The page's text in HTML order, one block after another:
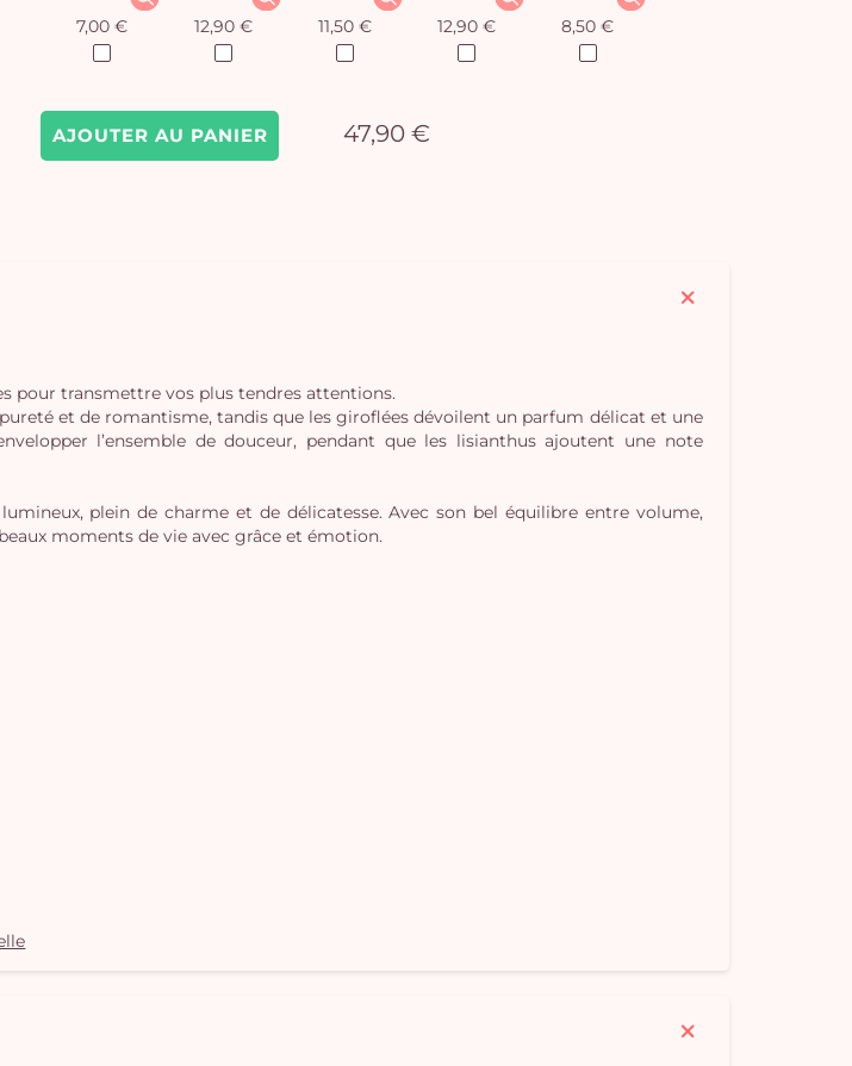
AJOUTER AU PANIER 47,90 €
7,00 € 12,90 € 11,50 € 12,90 € 8,50 €
pour transmettre vos plus tendres attentions.
et de romantisme, tandis que les giroflées dévoilent un parfum délicat et une
l’ensemble de douceur, pendant que les lisianthus ajoutent une note
plein de charme et de délicatesse. Avec son bel équilibre entre volume,
moments de vie avec grâce et émotion.